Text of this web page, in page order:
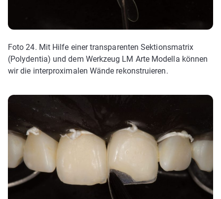
Foto 24. Mit Hilfe einer transparenten Sektionsmatrix
(Polydentia) und dem Werkzeug LM Arte Modella können
wir die interproximalen Wände rekonstruieren.